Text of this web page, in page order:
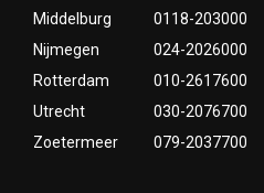
Middelburg
0118-203000
Nijmegen
024-2026000
Rotterdam
010-2617600
Utrecht
030-2076700
Zoetermeer
079-2037700